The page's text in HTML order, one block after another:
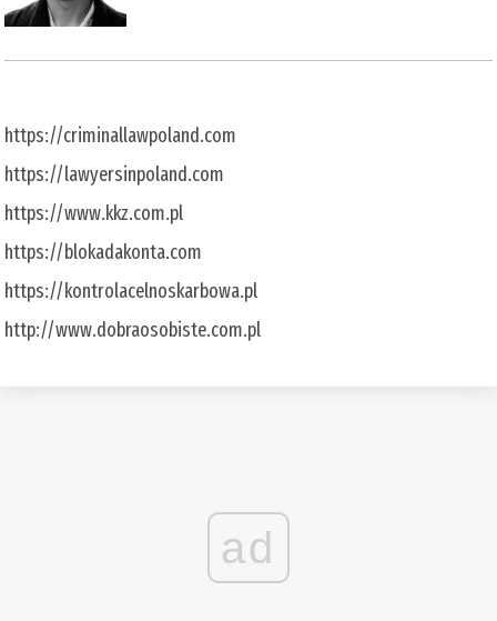
https://criminallawpoland.com
https://lawyersinpoland.com
https://www.kkz.com.pl
https://blokadakonta.com
https://kontrolacelnoskarbowa.pl
http://www.dobraosobiste.com.pl
ad